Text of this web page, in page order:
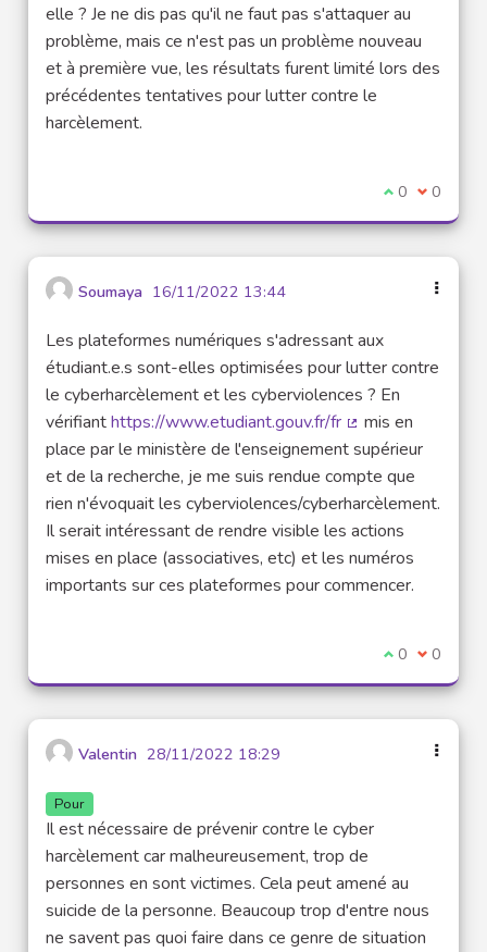
elle ? Je ne dis pas qu'il ne faut pas s'attaquer au
problème, mais ce n'est pas un problème nouveau
et à première vue, les résultats furent limité lors des
précédentes tentatives pour lutter contre le
harcèlement.
Je suis
0 Je ne
0
Soumaya 16/11/2022 13:44
Les plateformes numériques s'adressant aux
étudiant.e.s sont-elles optimisées pour lutter contre
le cyberharcèlement et les cyberviolences ? En
vérifianthttps://www.etudiant.gouv.fr/fr
(Lien externe)
mis en
place par le ministère de l'enseignement supérieur
et de la recherche, je me suis rendue compte que
rien n'évoquait les cyberviolences/cyberharcèlement.
Il serait intéressant de rendre visible les actions
mises en place (associatives, etc) et les numéros
importants sur ces plateformes pour commencer.
Je suis
0 Je ne
0
Valentin 28/11/2022 18:29
Pour
Il est nécessaire de prévenir contre le cyber
harcèlement car malheureusement, trop de
personnes en sont victimes. Cela peut amené au
suicide de la personne. Beaucoup trop d'entre nous
ne savent pas quoi faire dans ce genre de situation